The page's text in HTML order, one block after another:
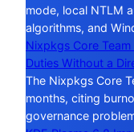
mode, local NTLM
algorithms, and
Nixpkgs Core
Duties Without a
The Nixpkgs Core
months, citing
governance